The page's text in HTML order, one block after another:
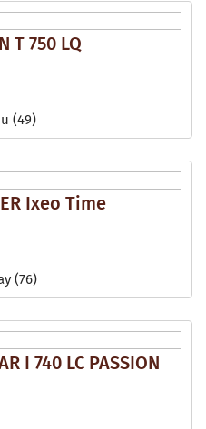
T 750 LQ
(49)
Ixeo Time
(76)
I 740 LC PASSION